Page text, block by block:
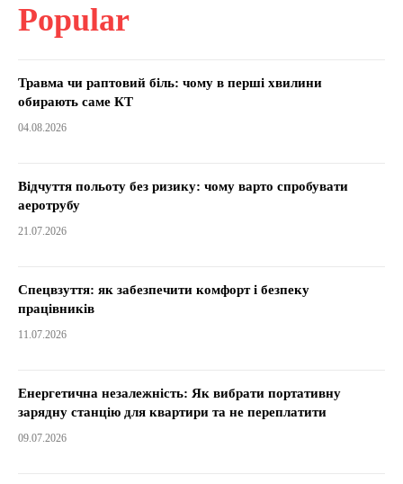
Popular
Травма чи раптовий біль: чому в перші хвилини
обирають саме КТ
04.08.2026
Відчуття польоту без ризику: чому варто спробувати
аеротрубу
21.07.2026
Спецвзуття: як забезпечити комфорт і безпеку
працівників
11.07.2026
Енергетична незалежність: Як вибрати портативну
зарядну станцію для квартири та не переплатити
09.07.2026